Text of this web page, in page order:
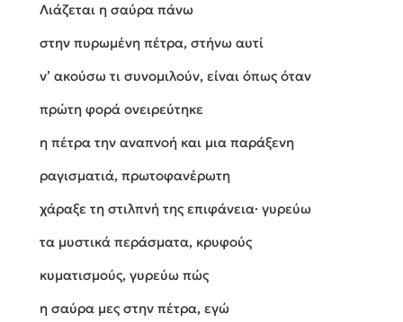
Λιάζεται η σαύρα πάνω
στην πυρωμένη πέτρα, στήνω αυτί
ν’ ακούσω τι συνομιλούν, είναι όπως όταν
πρώτη φορά ονειρεύτηκε
η πέτρα την αναπνοή και μια παράξενη
ραγισματιά, πρωτοφανέρωτη
χάραξε τη στιλπνή της επιφάνεια· γυρεύω
τα μυστικά περάσματα, κρυφούς
κυματισμούς, γυρεύω πώς
η σαύρα μες στην πέτρα, εγώ